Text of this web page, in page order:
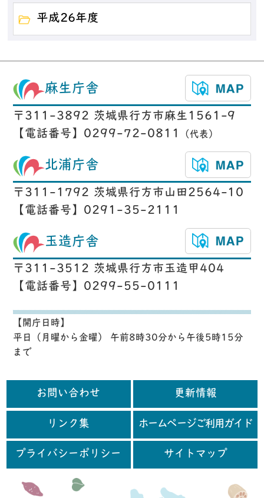
平成26年度
麻生庁舎
〒311-3892 茨城県行方市麻生1561-9
【電話番号】0299-72-0811
（代表）
北浦庁舎
〒311-1792 茨城県行方市山田2564-10
【電話番号】0291-35-2111
玉造庁舎
〒311-3512 茨城県行方市玉造甲404
【電話番号】0299-55-0111
【開庁日時】
平日（月曜から金曜） 午前8時30分から午後5時15分
まで
お問い合わせ 更新情報
リンク集 ホームページご利用ガイド
プライバシーポリシー サイトマップ